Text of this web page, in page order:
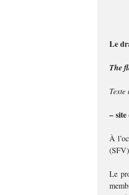
Le
The
Texte
– site
À
Le